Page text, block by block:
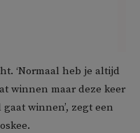
‘Normaal heb je altijd
winnen maar deze keer
winnen’, zegt een